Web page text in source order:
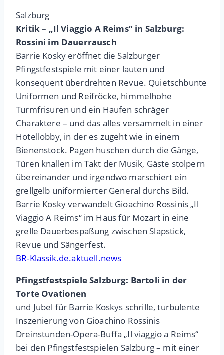
Salzburg
Kritik – „Il Viaggio A Reims“ in Salzburg:
Rossini im Dauerrausch
Barrie Kosky eröffnet die Salzburger
Pfingstfestspiele mit einer lauten und
konsequent überdrehten Revue. Quietschbunte
Uniformen und Reifröcke, himmelhohe
Turmfrisuren und ein Haufen schräger
Charaktere – und das alles versammelt in einer
Hotellobby, in der es zugeht wie in einem
Bienenstock. Pagen huschen durch die Gänge,
Türen knallen im Takt der Musik, Gäste stolpern
übereinander und irgendwo marschiert ein
grellgelb uniformierter General durchs Bild.
Barrie Kosky verwandelt Gioachino Rossinis „Il
Viaggio A Reims“ im Haus für Mozart in eine
grelle Dauerbespaßung zwischen Slapstick,
Revue und Sängerfest.
BR-Klassik.de.aktuell.news
Pfingstfestspiele Salzburg: Bartoli in der
Torte Ovationen
und Jubel für Barrie Koskys schrille, turbulente
Inszenierung von Gioachino Rossinis
Dreinstunden-Opera-Buffa „Il viaggio a Reims“
bei den Pfingstfestspielen Salzburg – mit einer